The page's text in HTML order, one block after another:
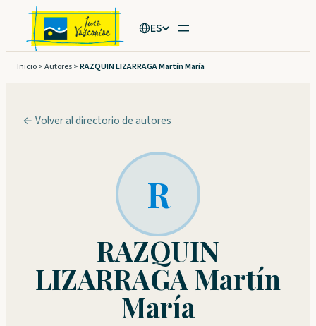
Saltar
contenido
ES
Inicio>Autores>RAZQUIN LIZARRAGA Martín María
← Volver al directorio de autores
R
RAZQUIN
LIZARRAGA Martín
María